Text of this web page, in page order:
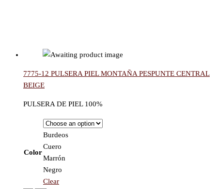
7775-12 PULSERA PIEL MONTAÑA PESPUNTE CENTRAL
BEIGE
PULSERA DE PIEL 100%
Color
Burdeos
Cuero
Marrón
Negro
Clear